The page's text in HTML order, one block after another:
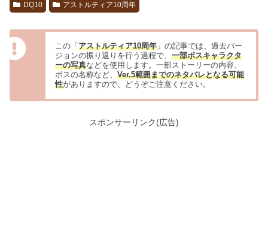
DQ10 アストルティア10周年
この「 アストルティア10周年 」の記事では、過去バー
ジョンの振り返りを行う過程で、 一部ボスキャラクタ
ーの写真などを使用します。一部ストーリーの内容、
ボスの名称など、 Ver.5範囲までのネタバレとなる可能
性がありますので、どうぞご注意ください。
スポンサーリンク(広告)